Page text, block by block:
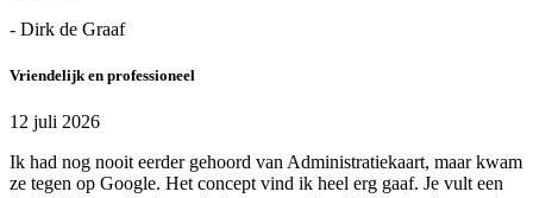
- Dirk de Graaf
Vriendelijk en professioneel
12 juli 2026
Ik had nog nooit eerder gehoord van Administratiekaart, maar kwam
ze tegen op Google. Het concept vind ik heel erg gaaf. Je vult een